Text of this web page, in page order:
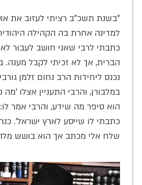
"בשנת תשכ"ב רציתי לעזוב את
למדינה אחרת בה הקהילה
כתבתי לרבי שאני חושב לעבור
הברית, אך לא זכיתי לקבל מענה.
נכנס ליחידות הרב נחום זלמן
במלבורן, והרבי התעניין אצלו 'מה
הוא סיפר מה שידע, והרבי אמר
כתבתי לו שייסע לארץ ישראל'.
שלח אלי מכתב אך הוא בושש